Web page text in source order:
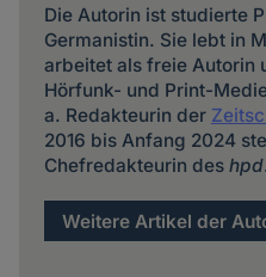
Die Autorin ist studierte
Germanistin. Sie lebt in
arbeitet als freie Autorin
Hörfunk- und Print-
a. Redakteurin der
2016 bis Anfang 2024
Chefredakteurin des hpd
Weitere Artikel der